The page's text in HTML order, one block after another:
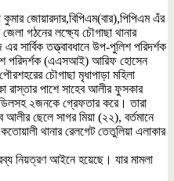
জোয়ারদার,বিপিএম(বার),পিপিএম এঁর
গঠনের লক্ষ্যে চৌগাছা থানার
সার্বিক তত্ত্বাবধানে উপ-পুলিশ পরিদর্শক
পরিদর্শক (এএসআই) আরিফ হোসেন
চৌগাছা মৃধাপাড়া মহিলা
রাস্তার পাশে সাহেব আলীর ফুসকার
২জনকে গ্রেফতার করে। তারা
আলীর ছেলে সাগর মিয়া (২২), বর্তমানে
থানার রেলগেট তেতুলিয়া এলাকার
নিয়ত্রণ আইনে হয়েছে। যার মামলা